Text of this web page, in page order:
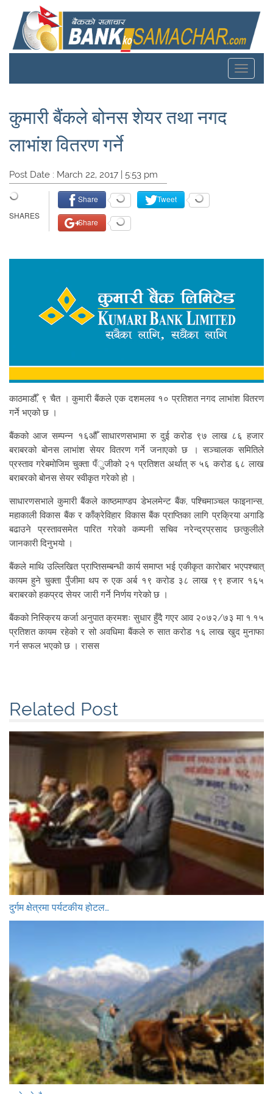
Toggle
कुमारी बैंकले बोनस शेयर तथा नगद
लाभांश वितरण गर्ने
Post Date : March 22, 2017 | 5:53 pm
Share Tweet
Share
काठमाडौँ, ९ चैत । कुमारी बैंकले एक दशमलव १० प्रतिशत नगद लाभांश वितरण
गर्ने भएको छ ।
बैंकको आज सम्पन्न १६औँ साधारणसभामा रु दुई करोड ९७ लाख ८६ हजार
बराबरको बोनस लाभांश सेयर वितरण गर्ने जनाएको छ । सञ्चालक समितिले
प्रस्ताव गरेबमोजिम चुक्ता पँुजीको २१ प्रतिशत अर्थात् रु ५६ करोड ६८ लाख
बराबरको बोनस सेयर स्वीकृत गरेको हो ।
साधारणसभाले कुमारी बैंकले काष्ठमाण्डप डेभलमेन्ट बैंक, पश्चिमाञ्चल फाइनान्स,
महाकाली विकास बैंक र काँक्रेविहार विकास बैंक प्राप्तिका लागि प्रक्रिया अगाडि
बढाउने प्रस्तावसमेत पारित गरेको कम्पनी सचिव नरेन्द्रप्रसाद छत्कुलीले
जानकारी दिनुभयो ।
बैंकले माथि उल्लिखित प्राप्तिसम्बन्धी कार्य समाप्त भई एकीकृत कारोबार भएपश्चात्
कायम हुने चुक्ता पुँजीमा थप रु एक अर्ब १९ करोड ३८ लाख ९९ हजार १६५
बराबरको हकप्रद सेयर जारी गर्ने निर्णय गरेको छ ।
बैंकको निस्क्रिय कर्जा अनुपात क्रमशः सुधार हुँदै गएर आव २०७२/७३ मा १.१५
प्रतिशत कायम रहेको र सो अवधिमा बैंकले रु सात करोड १६ लाख खुद मुनाफा
गर्न सफल भएको छ । रासस
Related Post
दुर्गम क्षेत्रमा पर्यटकीय होटल…